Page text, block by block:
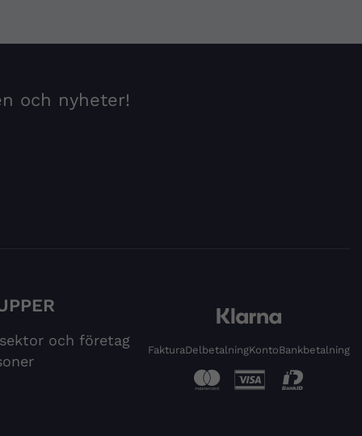
och nyheter!
och företag
FakturaDelbetalningKontoBankbetalning